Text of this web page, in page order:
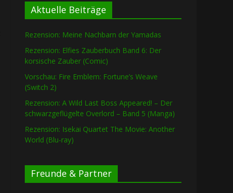
Aktuelle Beiträge
Rezension: Meine Nachbarn der Yamadas
Rezension: Elfies Zauberbuch Band 6: Der
korsische Zauber (Comic)
Vorschau: Fire Emblem: Fortune’s Weave
(Switch 2)
Rezension: A Wild Last Boss Appeared! – Der
schwarzgeflügelte Overlord – Band 5 (Manga)
Rezension: Isekai Quartet The Movie: Another
World (Blu-ray)
Freunde & Partner